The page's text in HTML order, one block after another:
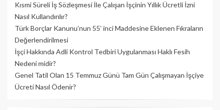
Kısmi Süreli İş Sözleşmesi İle Çalışan İşçinin Yıllık Üc­retli İzni
Nasıl Kullandırılır?
Türk Borçlar Kanunu’nun 55’ inci Maddesine Eklenen Fıkraların
Değerlendirilmesi
İşçi Hakkında Adli Kontrol Tedbiri Uygulanması Haklı Fesih
Nedeni midir?
Genel Tatil Olan 15 Temmuz Günü Tam Gün Çalışmayan İşçiye
Ücreti Nasıl Ödenir?